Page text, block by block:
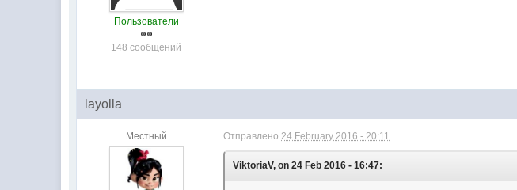
Пользователи
148 сообщений
layolla
Местный Отправлено24 February 2016 - 20:11
ViktoriaV, on 24 Feb 2016 - 16:47: